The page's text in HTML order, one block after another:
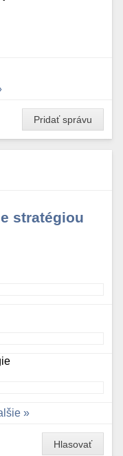
Pridať správu
stratégiou
Hlasovať